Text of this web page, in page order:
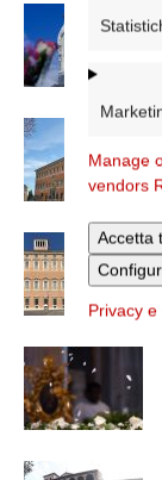
Manage
vendors
Accetta
Privacy